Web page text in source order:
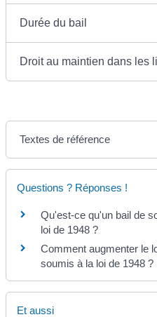
Durée du bail
Droit au maintien dans les
Textes de référence
Questions ? Réponses !
Qu'est-ce qu'un bail de
loi de 1948 ?
Comment augmenter le
soumis à la loi de 1948 ?
Et aussi